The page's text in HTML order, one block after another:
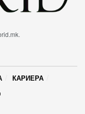
.
КАРИЕРА